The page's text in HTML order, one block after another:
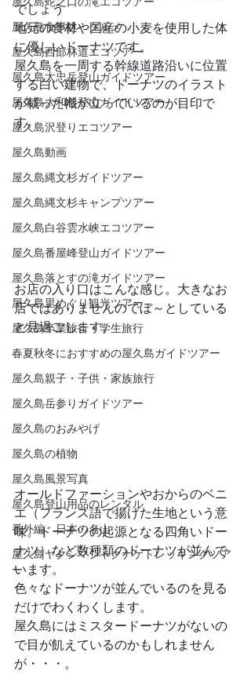
屋久島食事処・グルメ
屋久島西部林道エコツアー
屋久島太忠岳登山ガイドツアー
屋久島大和杉登山ガイドツアー
屋久島沢登りエコツアー
屋久島動画
屋久島縄文杉ガイドツアー
屋久島縄文杉キャンプツアー
屋久島白谷雲水峡エコツアー
屋久島番屋峰登山ガイドツアー
屋久島落とすの滝ガイドツアー
屋久島里めぐり観光ツアー
屋久島卒業旅行・学生旅行
春夏秋冬におすすめの屋久島ガイドツアー
屋久島親子・子供・家族旅行
屋久島岳参りガイドツアー
屋久島のおみやげ
屋久島の植物
屋久島風景写真
屋久島登山用品のレンタル
番外編 日本の名山
屋久島ヤクシマシャクナゲトレッキングツア
ー
でしょう
地元の食材や国産の小麦を使用した体
に優しいドーナツです。
屋久島を一周する幹線道路沿いに位置
する白い建物で、ドーナツのイラスト
が載った幟が立っているのが目印で
す。
お店の入り口はこんな感じ。大きなお
店ではありませんのでぼ～としている
と見過ごします。
オールドファーションやおからのベニ
エ（フランス語で揚げた生地という意
味。ドーナツの起源となる四角いドー
ナツ）など数種類のドーナツが並んで
います。
色々なドーナツが並んでいるのを見る
だけでわくわくします。
屋久島にはミスタードーナツがないの
で目が飢えているのかもしれません
が・・・。